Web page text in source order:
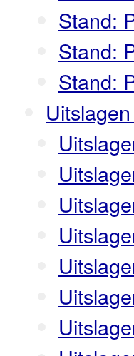
Stand:
Stand:
Stand: